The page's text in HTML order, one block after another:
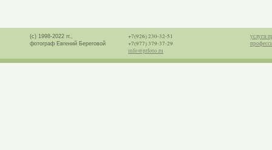
(с) 1998-2022 гг.,
фотограф Евгений Береговой
+7(926) 230-32-51
+7(977) 379-37-29
info@prfoto.ru
услуги